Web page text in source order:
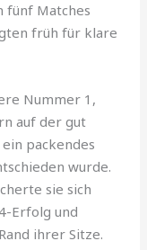
fünf Matches
früh für klare
Nummer 1,
auf der gut
packendes
wurde.
sie sich
Erfolg und
ihrer Sitze.